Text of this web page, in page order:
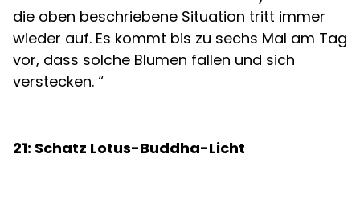
die oben beschriebene Situation tritt immer
wieder auf. Es kommt bis zu sechs Mal am Tag
vor, dass solche Blumen fallen und sich
verstecken. “
21: Schatz Lotus-Buddha-Licht